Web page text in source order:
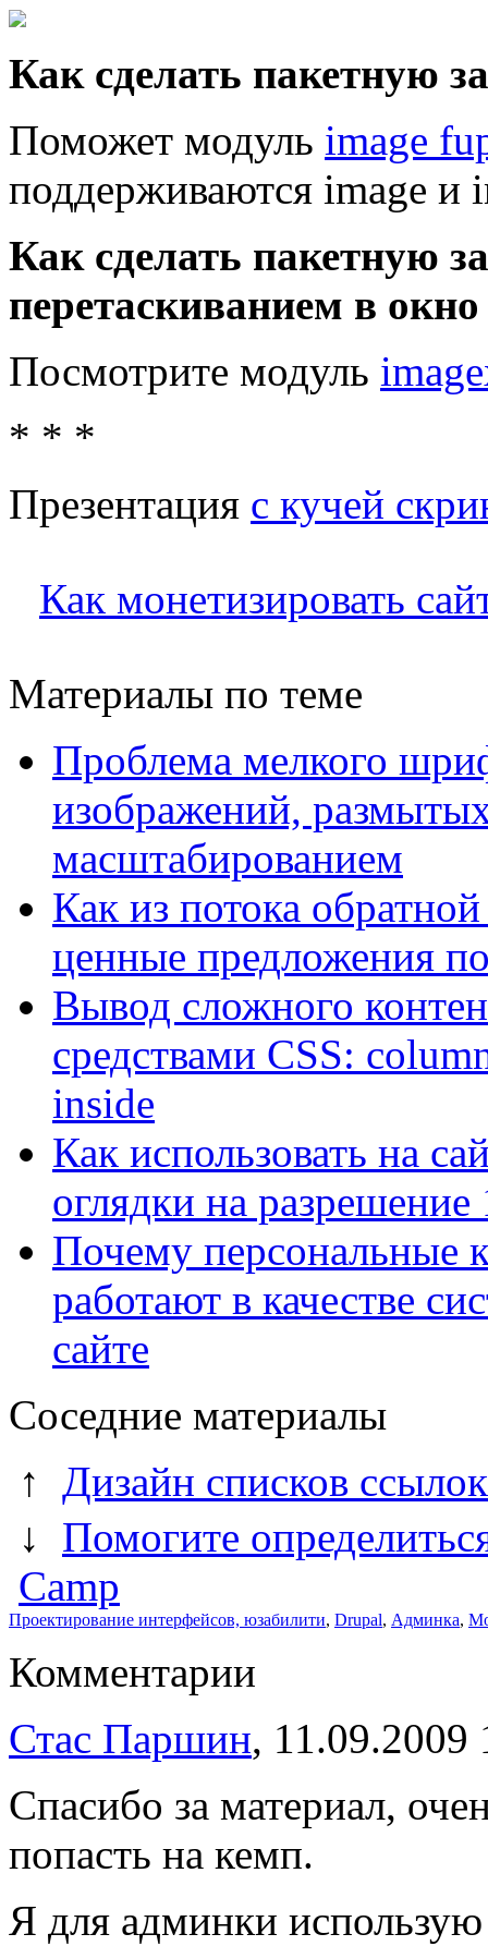
Как сделать пакетную
Поможет модуль image
поддерживаются image и
Как сделать пакетную
перетаскиванием в
Посмотрите модуль
* * *
Презентация с кучей
Как монетизировать
Материалы по теме
Проблема мелкого
изображений,
масштабированием
Как из потока
ценные предложения
Вывод сложного
средствами CSS:
inside
Как использовать на
оглядки на
Почему персональные
работают в качестве
сайте
Соседние материалы
↑ Дизайн списков ссылок
↓ Помогите
Camp
Проектирование интерфейсов, юзабилити, Drupal, Админка,
Комментарии
Стас Паршин, 11.09.2009
Спасибо за материал,
попасть на кемп.
Я для админки